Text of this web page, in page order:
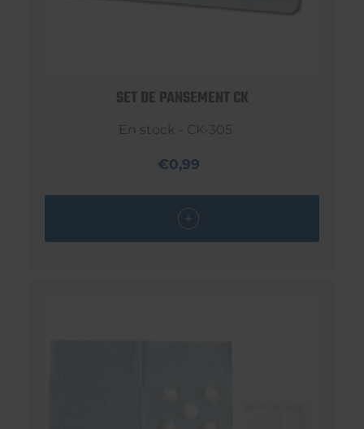
SET DE PANSEMENT CK
En stock - CK-305
€0,99